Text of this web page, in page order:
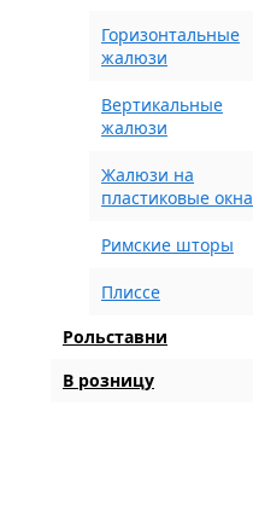
Горизонтальные
жалюзи
Вертикальные
жалюзи
Жалюзи на
пластиковые окна
Римские шторы
Плиссе
Рольставни
В розницу